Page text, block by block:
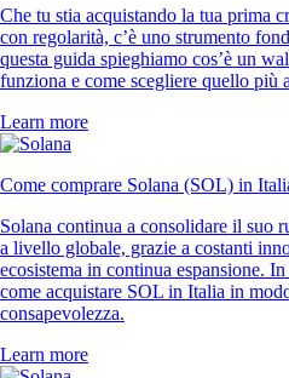
Che tu stia acquistando la tua prima
con regolarità, c’è uno strumento
questa guida spieghiamo cos’è un
funziona e come scegliere quello più
Learn more
Come comprare Solana (SOL) in
Solana continua a consolidare il suo
a livello globale, grazie a costanti
ecosistema in continua espansione.
come acquistare SOL in Italia in
consapevolezza.
Learn more